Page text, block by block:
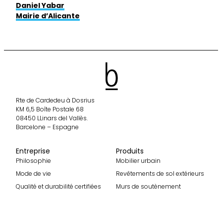
Daniel Yabar
Mairie d’Alicante
Rte de Cardedeu à Dosrius
KM 6,5 Boîte Postale 68
08450 LLinars del Vallès.
Barcelone – Espagne
Entreprise
Philosophie
Mode de vie
Qualité et durabilité certifiées
Produits
Mobilier urbain
Revêtements de sol extérieurs
Murs de soutènement